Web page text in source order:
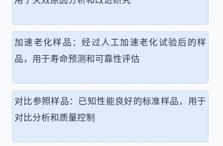
加速老化样品：经过人工加速老化试验后的样
品，用于寿命预测和可靠性评估
对比参照样品：已知性能良好的标准样品，用于
对比分析和质量控制